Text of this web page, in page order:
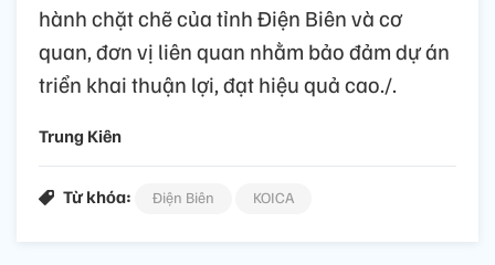
hành chặt chẽ của tỉnh Điện Biên và cơ
quan, đơn vị liên quan nhằm bảo đảm dự án
triển khai thuận lợi, đạt hiệu quả cao./.
Trung Kiên
Từ khóa: Điện Biên KOICA